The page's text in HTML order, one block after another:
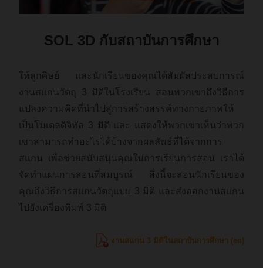
SOL 3D กับสถาบันการศึกษา
ให้ลูกศิษย์ และนักเรียนของคุณได้สัมผัสประสบการณ์
งานสแกนวัตถุ 3 มิติในโรงเรียน สอนพวกเขาถึงวิธีการ
แปลงความคิดที่นำไปสู่การสร้างสรรค์ทางกายภาพให้
เป็นโมเดลดิจิทัล 3 มิติ และ แสดงให้พวกเขาเห็นว่าพวก
เขาสามารถทำอะไรได้บ้างจากผลลัพธ์ที่ได้จากการ
สแกน
เพื่อช่วยสนับสนุนคุณในการเรียนการสอน เราได้
จัดทำแผนการสอนที่สมบูรณ์ สิ่งนี้จะสอนนักเรียนของ
คุณถึงวิธีการสแกนวัตถุแบบ 3 มิติ และส่งออกงานสแกน
ไปยังเครื่องพิมพ์ 3 มิติ
งานสแกน 3 มิติในสถาบันการศึกษา (en)